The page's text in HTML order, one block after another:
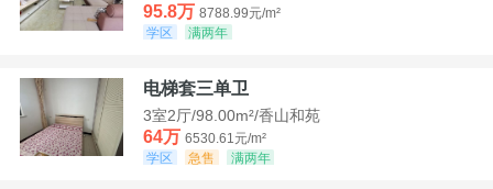
95.8万 8788.99元/m²
学区
满两年
电梯套三单卫
3室2厅/98.00m²/香山和苑
64万 6530.61元/m²
学区
急售 满两年